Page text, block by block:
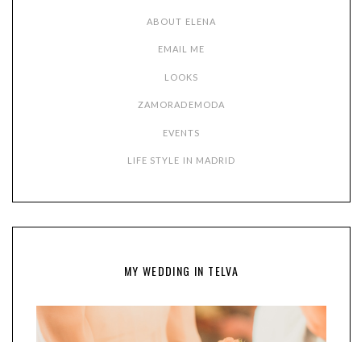
ABOUT ELENA
EMAIL ME
LOOKS
ZAMORADEMODA
EVENTS
LIFE STYLE IN MADRID
MY WEDDING IN TELVA